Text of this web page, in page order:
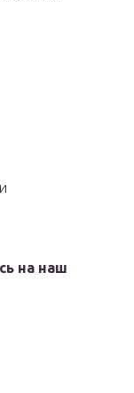
на наш